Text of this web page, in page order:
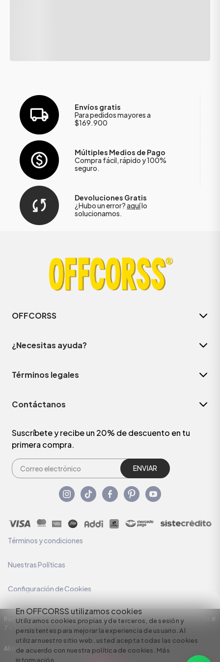
En OFFCORSS utilizamos cookies
Utilizamos cookies propias y de terceros, de sesión y
persistentes para mejorar la experiencia de usuario. Al
utilizar nuestro sitio web, usted acepta todas las cookies
de acuerdo con nuestra política de cookies. Más
información
Envíos gratis
Para pedidos mayores a
$169.900
Múltiples Medios de Pago
Compra fácil, rápido y 100%
seguro.
Devoluciones Gratis
¿Hubo un error?aquílo
solucionamos.
OFFCORSS
¿Necesitas ayuda?
Términos legales
Contáctanos
Suscríbete y recibe un 20% de descuento en tu
primera compra.
ENVIAR
Términos y condiciones
Nuestras Políticas
Configuración de Cookies
Razón Social: C.I HERMECO S.A. NIT: 890924167-6 Dirección: Carrera 50 #
7 – 35
All rights reserved empowered by